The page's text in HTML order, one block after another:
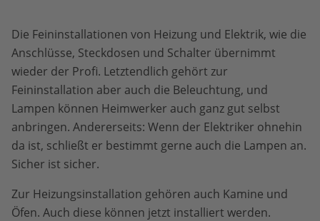
Die Feininstallationen von Heizung und Elektrik, wie die
Anschlüsse, Steckdosen und Schalter übernimmt
wieder der Profi. Letztendlich gehört zur
Feininstallation aber auch die Beleuchtung, und
Lampen können Heimwerker auch ganz gut selbst
anbringen. Andererseits: Wenn der Elektriker ohnehin
da ist, schließt er bestimmt gerne auch die Lampen an.
Sicher ist sicher.
Zur Heizungsinstallation gehören auch Kamine und
Öfen. Auch diese können jetzt installiert werden.